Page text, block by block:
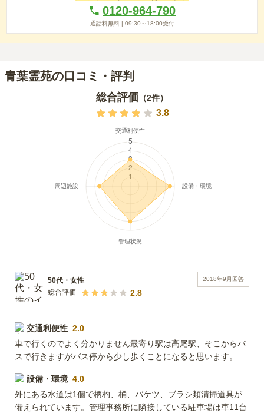
0120-964-790
通話料無料 | 09:30～18:00受付
青葉霊苑の口コミ・評判
総合評価 （2件）
3.8
2018年9月 回答
50代 ・ 女性
総合評価
2.8
交通利便性 2.0
車で行くのでよく分かりません最寄り駅は高尾駅、そこからバ
スで行きますがバス停から少し歩くことになると思います。
設備・環境 4.0
外にある水道は1個で柄杓、桶、バケツ、ブラシ類清掃道具が
備えられています。管理事務所に隣接している駐車場は車11台